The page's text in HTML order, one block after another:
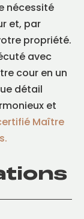
nécessité
et, par
propriété.
avec
cour en un
détail
et
Maître